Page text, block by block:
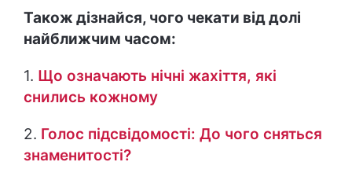
Також дізнайся, чого чекати від долі
найближчим часом:
1. Що означають нічні жахіття, які
снились кожному
2. Голос підсвідомості: До чого сняться
знаменитості?